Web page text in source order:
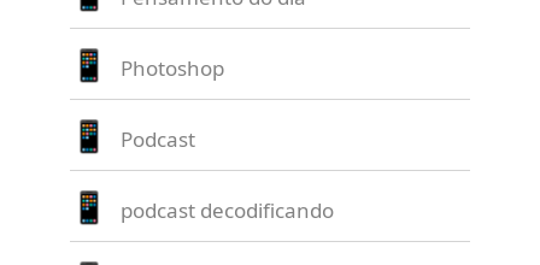
Photoshop
Podcast
podcast decodificando